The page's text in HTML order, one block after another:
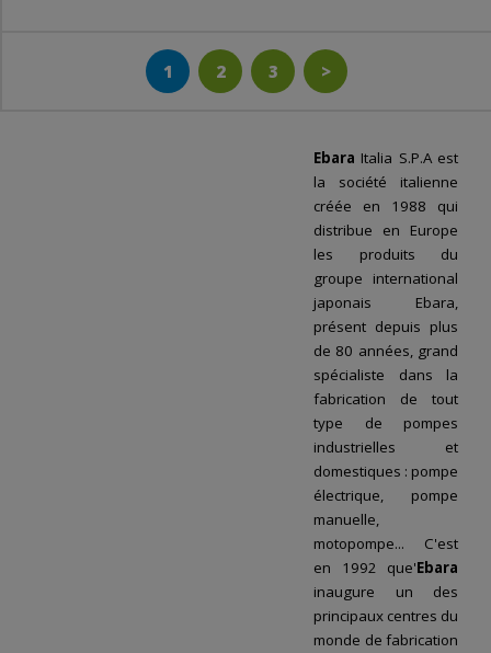
1 2 3 >
Ebara Italia S.P.A est
la société italienne
créée en 1988 qui
distribue en Europe
les produits du
groupe international
japonais Ebara,
présent depuis plus
de 80 années, grand
spécialiste dans la
fabrication de tout
type de pompes
industrielles et
domestiques : pompe
électrique, pompe
manuelle,
motopompe... C'est
en 1992 que'Ebara
inaugure un des
principaux centres du
monde de fabrication